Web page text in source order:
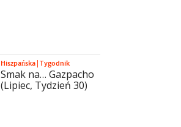
Hiszpańska|Tygodnik
Smak na… Gazpacho
(Lipiec, Tydzień 30)